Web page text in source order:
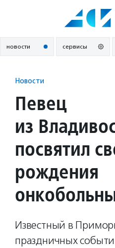
новости сервисы
Новости
Певец
из
посвятил
рождения
Известный в
праздничных